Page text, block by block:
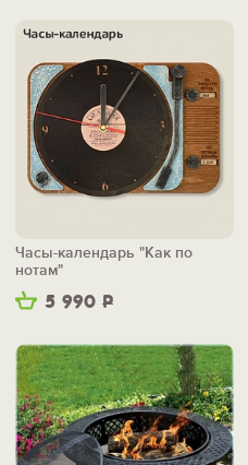
5 990 Р
Часы-календарь "Как по
нотам"